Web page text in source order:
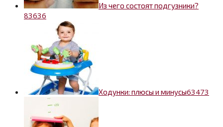
Из чего состоят подгузники?
83636
Ходунки: плюсы и минусы63473